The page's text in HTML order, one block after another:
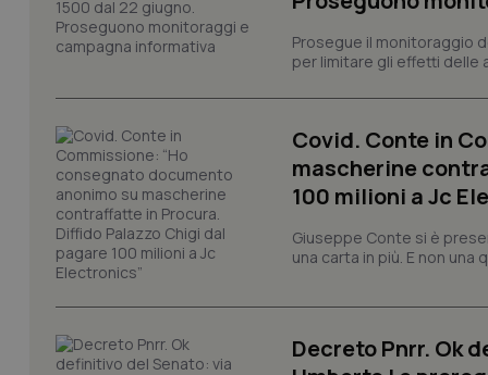
Prosegue il monitoraggio
per limitare gli effetti delle
Covid. Conte in
mascherine
100 milioni a Jc
Giuseppe Conte si è
una carta in più. E non
Decreto Pnrr. Ok
session-id
PHPSESSID